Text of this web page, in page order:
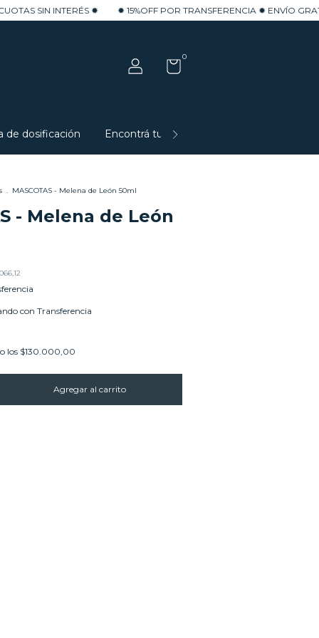
✹ ✹ 15%OFF POR TRANSFERENCIA ✹ ENVÍO GRATIS EN
0
de dosificación Encontrá tu adaptógeno
. MASCOTAS - Melena de León 50ml
- Melena de León
con Transferencia
los $130.000,00